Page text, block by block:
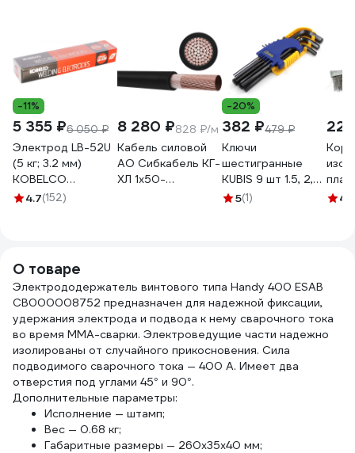
-11%
5 355 ₽6 050 ₽
Электрод LB-52U
(5 кг; 3.2 мм)
KOBELCO
СВ000000666
4.7(152)
8 280 ₽828 ₽/м
Кабель силовой
АО Сибкабель КГ-
ХЛ 1х50-
-20%
382 ₽479 ₽
Ключи
шестигранные
KUBIS 9 шт 1.5, 2,
2.5, 3, 4, 5, 6, 8, 10
5(1) 4.7
О товаре
Электрододержатель винтового типа Handy 400 ESAB
СВ000008752 предназначен для надежной фиксации,
удержания электрода и подвода к нему сварочного тока
во время MMA-сварки. Электроведущие части надежно
изолированы от случайного прикосновения. Сила
подводимого сварочного тока — 400 А. Имеет два
отверстия под углами 45° и 90°.
Дополнительные параметры:
Исполнение — штамп;
Вес — 0.68 кг;
Габаритные размеры — 260х35х40 мм;